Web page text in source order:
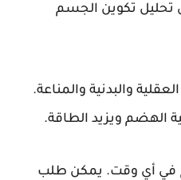
تحليل تكوين الجسم
والبدنية والمناعة.
الهضم ويزيد الطاقة.
في أي وقت. يمكن طلب